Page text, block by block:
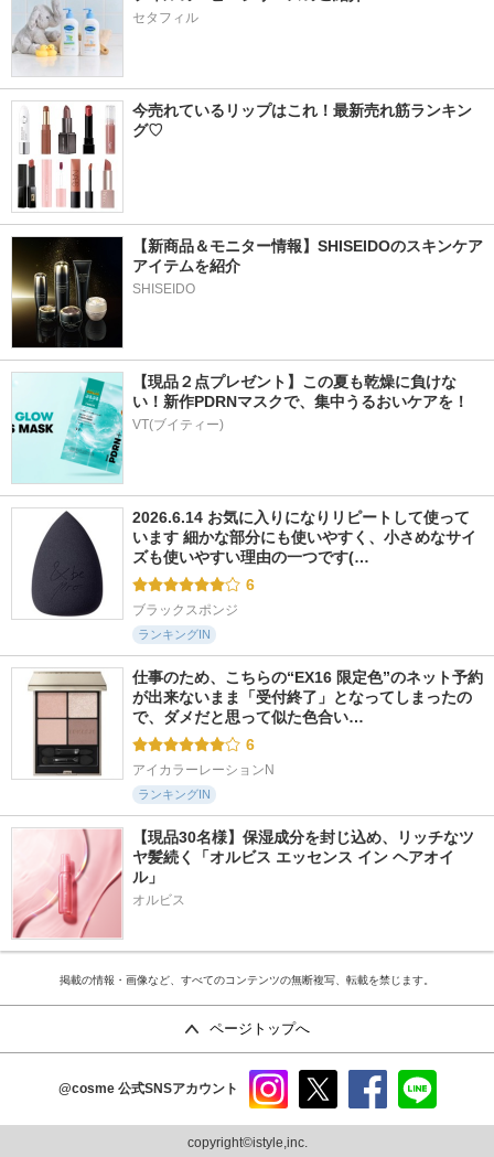
セタフィル
今売れているリップはこれ！最新売れ筋ランキン
グ♡
【新商品＆モニター情報】SHISEIDOのスキンケア
アイテムを紹介
SHISEIDO
【現品２点プレゼント】この夏も乾燥に負けな
い！新作PDRNマスクで、集中うるおいケアを！
VT(ブイティー)
2026.6.14 お気に入りになりリピートして使って
います 細かな部分にも使いやすく、小さめなサイ
ズも使いやすい理由の一つです(…
6
ブラックスポンジ
ランキングIN
仕事のため、こちらの“EX16 限定色”のネット予約
が出来ないまま「受付終了」となってしまったの
で、ダメだと思って似た色合い…
6
アイカラーレーションN
ランキングIN
【現品30名様】保湿成分を封じ込め、リッチなツ
ヤ髪続く「オルビス エッセンス イン ヘアオイ
ル」
オルビス
掲載の情報・画像など、すべてのコンテンツの無断複写、転載を禁じます。
ページトップへ
@cosme 公式SNSアカウント
ram
copyright©istyle,inc.